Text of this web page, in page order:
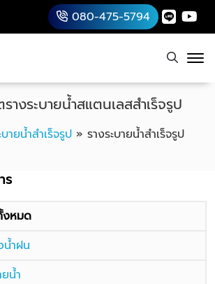
080-475-5794
บายน้ำสำเร็จรูป » รางระบายน้ำสำเร็จรูป
างระบายน้ำสแตนเลสสำเร็จรูป
ร
งหมด
น้ำฝน
น้ำ